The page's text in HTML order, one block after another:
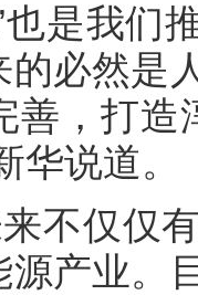
也是我
必然是
，打造
华说道。
来不仅仅
产业。